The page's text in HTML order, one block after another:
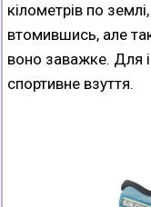
кілометрів по
втомившись, але
воно заважке. Для
спортивне взуття.